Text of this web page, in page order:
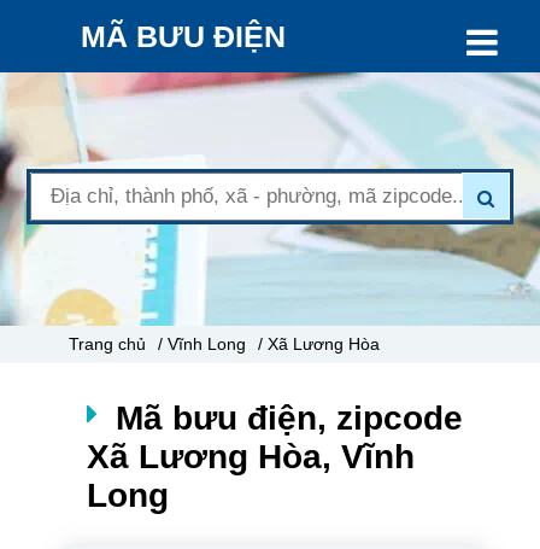
MÃ BƯU ĐIỆN
Trang chủ / Vĩnh Long / Xã Lương Hòa
Mã bưu điện, zipcode
Xã Lương Hòa, Vĩnh
Long